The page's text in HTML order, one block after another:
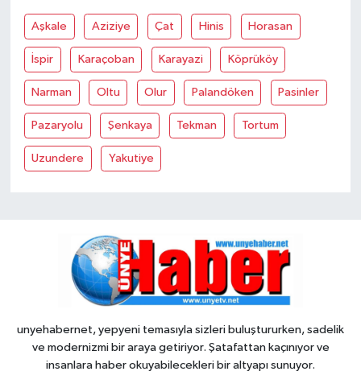
Aşkale Aziziye Çat Hinis Horasan
İspir Karaçoban Karayazi Köprüköy
Narman Oltu Olur Palandöken Pasinler
Pazaryolu Şenkaya Tekman Tortum
Uzundere Yakutiye
unyehabernet, yepyeni temasıyla sizleri buluştururken, sadelik
ve modernizmi bir araya getiriyor. Şatafattan kaçınıyor ve
insanlara haber okuyabilecekleri bir altyapı sunuyor.